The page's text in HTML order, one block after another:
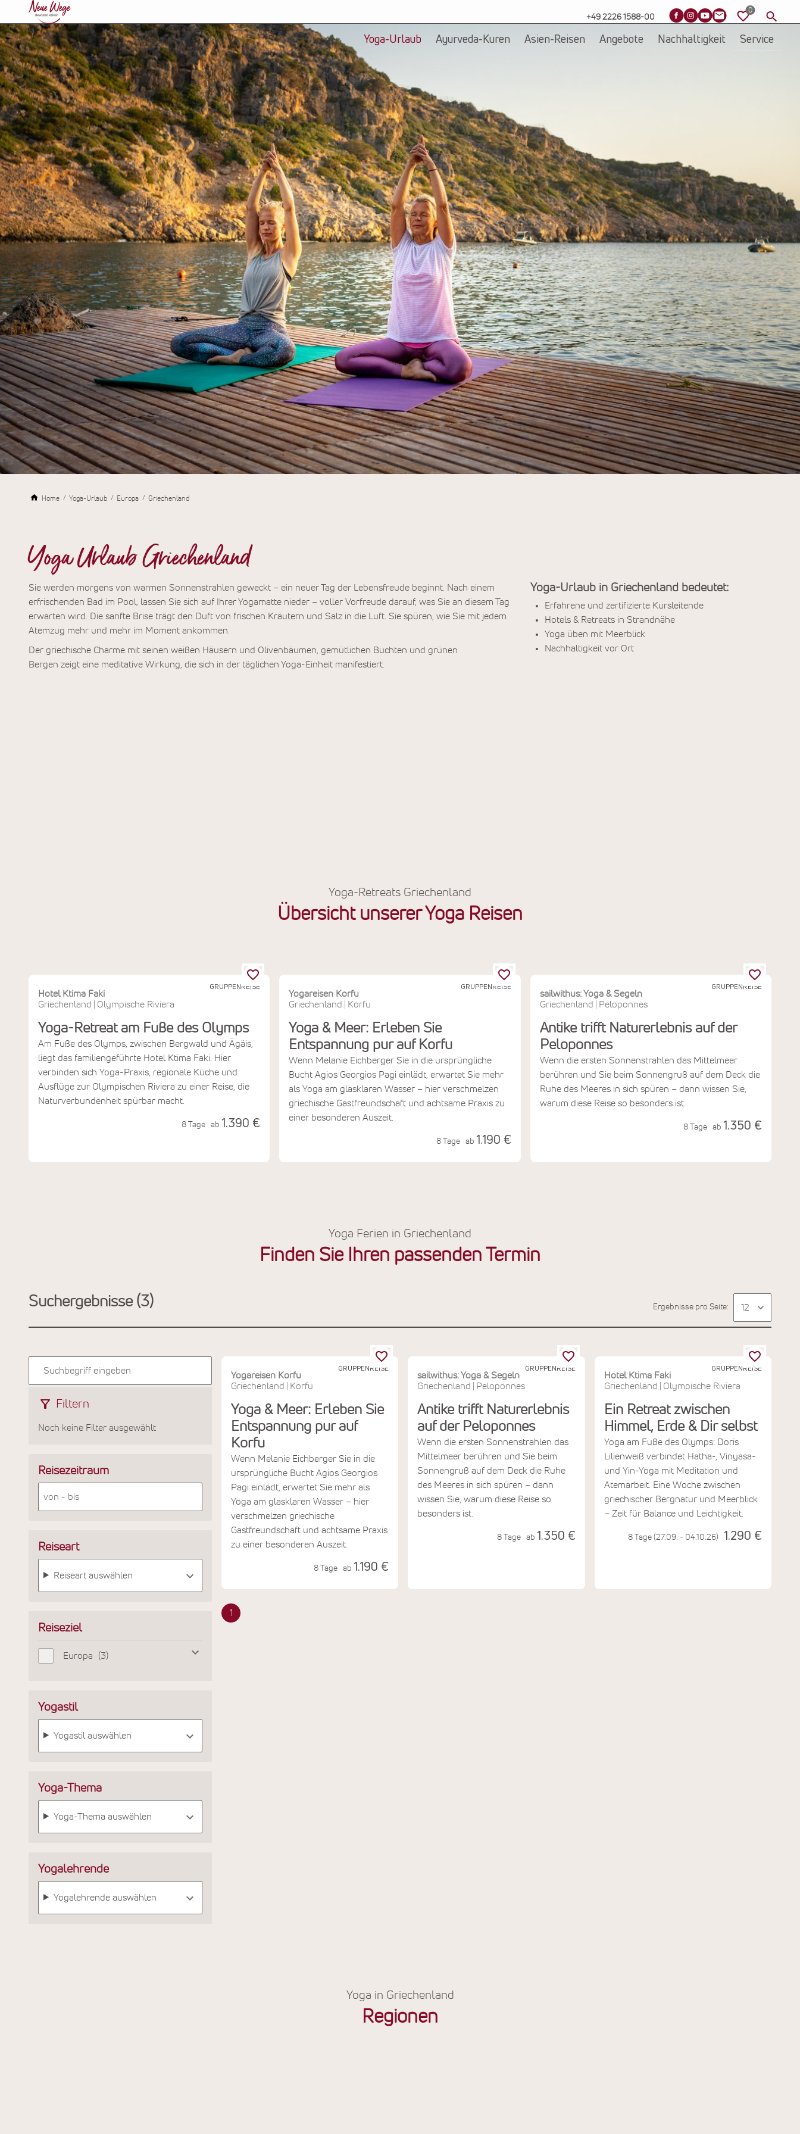
+49 2226 1588-00
Yoga-Urlaub Ayurveda-Kuren Asien-Reisen Angebote Nachhaltigkeit Service
Home Yoga-Urlaub Europa Griechenland
Yoga Urlaub Griechenland
Sie werden morgens von warmen Sonnenstrahlen geweckt – ein neuer Tag der Lebensfreude beginnt. Nach einem
erfrischenden Bad im Pool, lassen Sie sich auf Ihrer Yogamatte nieder – voller Vorfreude darauf, was Sie an diesem Tag
erwarten wird. Die sanfte Brise trägt den Duft von frischen Kräutern und Salz in die Luft. Sie spüren, wie Sie mit jedem
Atemzug mehr und mehr im Moment ankommen.
Der griechische Charme mit seinen weißen Häusern und Olivenbäumen, gemütlichen Buchten und grünen
Bergen zeigt eine meditative Wirkung, die sich in der täglichen Yoga-Einheit manifestiert.
Yoga-Urlaub in Griechenland bedeutet:
Erfahrene und zertifizierte Kursleitende
Hotels & Retreats in Strandnähe
Yoga üben mit Meerblick
Nachhaltigkeit vor Ort
Yoga-Retreats Griechenland
Übersicht unserer Yoga Reisen
GRUPPENREISE
Hotel Ktima Faki
Griechenland
Olympische Riviera
Yoga-Retreat am Fuße des Olymps
Am Fuße des Olymps, zwischen Bergwald und Ägäis,
liegt das familiengeführte Hotel Ktima Faki. Hier
verbinden sich Yoga-Praxis, regionale Küche und
Ausflüge zur Olympischen Riviera zu einer Reise, die
Naturverbundenheit spürbar macht.
8 Tage ab 1.390 €
GRUPPENREISE
Yogareisen Korfu
Griechenland
Korfu
Yoga & Meer: Erleben Sie
Entspannung pur auf Korfu
Wenn Melanie Eichberger Sie in die ursprüngliche
Bucht Agios Georgios Pagi einlädt, erwartet Sie mehr
als Yoga am glasklaren Wasser – hier verschmelzen
griechische Gastfreundschaft und achtsame Praxis zu
einer besonderen Auszeit.
8 Tage ab 1.190 €
GRUPPENREISE
sailwithus: Yoga & Segeln
Griechenland
Peloponnes
Antike trifft Naturerlebnis auf der
Peloponnes
Wenn die ersten Sonnenstrahlen das Mittelmeer
berühren und Sie beim Sonnengruß auf dem Deck die
Ruhe des Meeres in sich spüren – dann wissen Sie,
warum diese Reise so besonders ist.
8 Tage ab 1.350 €
Yoga Ferien in Griechenland
Finden Sie Ihren passenden Termin
Filtern
Noch keine Filter ausgewählt
Reisezeitraum
Reiseart
Reiseart auswählen
Reiseziel
Europa 3
Yogastil
Yogastil auswählen
Yoga-Thema
Yoga-Thema auswählen
Yogalehrende
Yogalehrende auswählen
Suchergebnisse 3 Ergebnisse pro Seite:
GRUPPENREISE
Yogareisen Korfu
Griechenland
Korfu
Yoga & Meer: Erleben Sie
Entspannung pur auf
Korfu
Wenn Melanie Eichberger Sie in die
ursprüngliche Bucht Agios Georgios
Pagi einlädt, erwartet Sie mehr als
Yoga am glasklaren Wasser – hier
verschmelzen griechische
Gastfreundschaft und achtsame Praxis
zu einer besonderen Auszeit.
8 Tage ab 1.190 €
GRUPPENREISE
sailwithus: Yoga & Segeln
Griechenland
Peloponnes
Antike trifft Naturerlebnis
auf der Peloponnes
Wenn die ersten Sonnenstrahlen das
Mittelmeer berühren und Sie beim
Sonnengruß auf dem Deck die Ruhe
des Meeres in sich spüren – dann
wissen Sie, warum diese Reise so
besonders ist.
8 Tage ab 1.350 €
GRUPPENREISE
Hotel Ktima Faki
Griechenland
Olympische Riviera
Ein Retreat zwischen
Himmel, Erde & Dir selbst
Yoga am Fuße des Olymps: Doris
Lilienweiß verbindet Hatha-, Vinyasa-
und Yin-Yoga mit Meditation und
Atemarbeit. Eine Woche zwischen
griechischer Bergnatur und Meerblick
– Zeit für Balance und Leichtigkeit.
8 Tage (27.09. - 04.10.26) 1.290 €
1
Yoga in Griechenland
Regionen